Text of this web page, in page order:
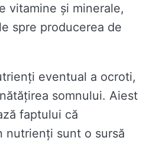
vitamine și minerale,
spre producerea de
eventual a ocroti,
somnului. Aiest
faptului că
nutrienți sunt o sursă